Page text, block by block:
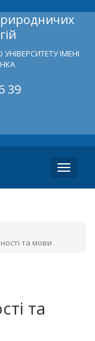
ІМЕНІ
39
Toggle
та мови
та